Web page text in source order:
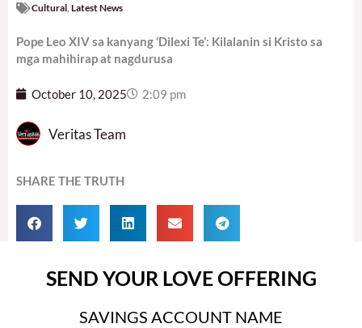
Cultural Latest News
Pope Leo XIV sa kanyang ‘Dilexi Te’: Kilalanin si Kristo sa
mga mahihirap at nagdurusa
October 10, 2025 2:09 pm
Veritas Team
SHARE THE TRUTH
SEND YOUR LOVE OFFERING
SAVINGS ACCOUNT NAME